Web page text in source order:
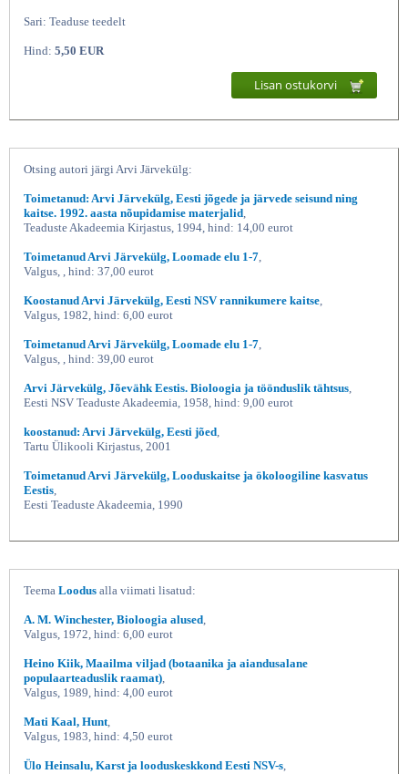
Elu Läänemeres, Arvi Järvekülg
Sari: Teaduse teedelt
Hind: 5,50 EUR
Lisan ostukorvi
Otsing autori järgi Arvi Järvekülg:
Toimetanud: Arvi Järvekülg, Eesti jõgede ja järvede seisund ning
kaitse. 1992. aasta nõupidamise materjalid
Teaduste Akadeemia Kirjastus, 1994, hind: 14,00 eurot
Toimetanud Arvi Järvekülg, Loomade elu 1-7
Valgus, , hind: 37,00 eurot
Koostanud Arvi Järvekülg, Eesti NSV rannikumere kaitse
Valgus, 1982, hind: 6,00 eurot
Toimetanud Arvi Järvekülg, Loomade elu 1-7
Valgus, , hind: 39,00 eurot
Arvi Järvekülg, Jõevähk Eestis. Bioloogia ja töönduslik tähtsus
Eesti NSV Teaduste Akadeemia, 1958, hind: 9,00 eurot
koostanud: Arvi Järvekülg, Eesti jõed
Tartu Ülikooli Kirjastus, 2001
Toimetanud Arvi Järvekülg, Looduskaitse ja ökoloogiline kasvatus
Eestis
Eesti Teaduste Akadeemia, 1990
Teema Loodus alla viimati lisatud:
A. M. Winchester, Bioloogia alused
Valgus, 1972, hind: 6,00 eurot
Heino Kiik, Maailma viljad (botaanika ja aiandusalane
populaarteaduslik raamat)
Valgus, 1989, hind: 4,00 eurot
Mati Kaal, Hunt
Valgus, 1983, hind: 4,50 eurot
Ülo Heinsalu, Karst ja looduskeskkond Eesti NSV-s